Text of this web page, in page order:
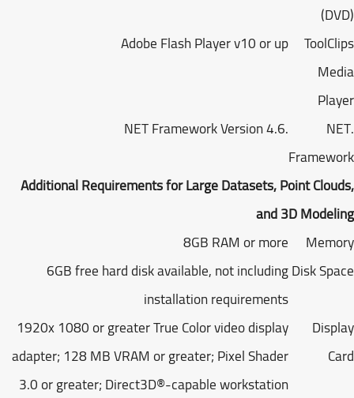
Adobe Flash Player v10 or up
Additional Requirements for Large Datasets, Point
and 3D
8GB RAM or more
Disk
6GB free hard disk available, not including
installation requirements
1920x 1080 or greater True Color video display
adapter; 128 MB VRAM or greater; Pixel Shader
3.0 or greater; Direct3D®-capable workstation